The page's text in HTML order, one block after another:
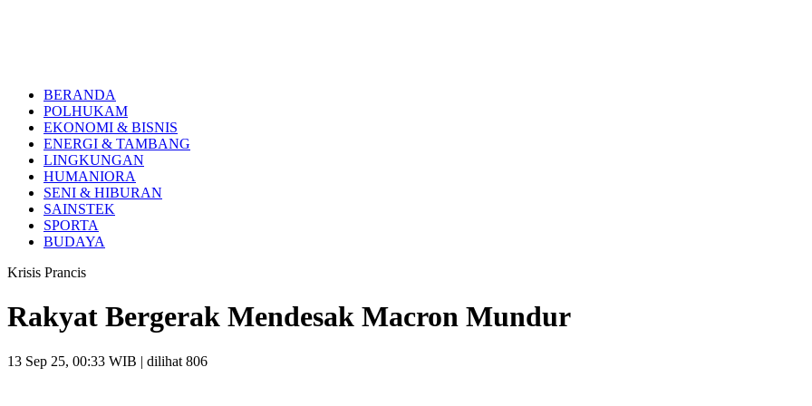
BERANDA
POLHUKAM
EKONOMI & BISNIS
ENERGI & TAMBANG
LINGKUNGAN
HUMANIORA
SENI & HIBURAN
SAINSTEK
SPORTA
BUDAYA
Krisis Prancis
Rakyat Bergerak Mendesak Macron Mundur
13 Sep 25, 00:33 WIB | dilihat 806